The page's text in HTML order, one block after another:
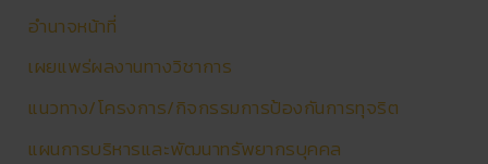
อำนาจหน้าที่
เผยแพร่ผลงานทางวิชาการ
แนวทาง/โครงการ/กิจกรรมการป้องกันการทุจริต
แผนการบริหารและพัฒนาทรัพยากรบุคคล